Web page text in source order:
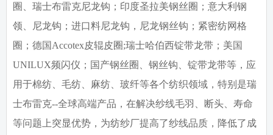
圈、瑞士布雷克尼龙钩；印度圣拉美钢丝圈；意大利钢
领、尼龙钩；进口料尼龙钩，尼龙钢丝钩；紧密纺网格
圈；德国 Accotex皮辊皮圈;瑞士哈伯西锭带龙带；美国
UNILUX频闪仪；国产钢丝圈、钢丝钩、锭带龙带等，应
用于棉纺、毛纺、麻纺、玻纤等各个纺织领域，特别是瑞
士布雷克--全球高端产品，在解决纱线毛羽、断头、寿命
等问题上突显优势，为纺纱厂提高了纱线品质，降低了成